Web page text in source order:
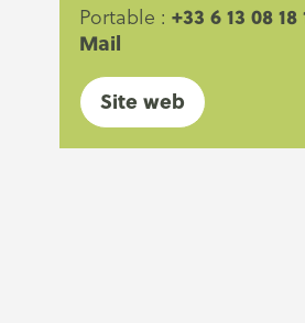
Portable : +33 6 13 08 18
Mail
Site web